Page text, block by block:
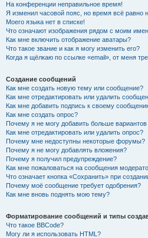
На конференции неправильное время!
Я изменил часовой пояс, но время всё равно
Моего языка нет в списке!
Что означают изображения рядом с моим
Как мне включить отображение аватары?
Что такое звание и как я могу изменить его?
Когда я щёлкаю по ссылке «email», от меня
Создание сообщений
Как мне создать новую тему или сообщение?
Как мне отредактировать или удалить
Как мне добавить подпись к своему
Как мне создать опрос?
Почему я не могу добавить больше вариантов
Как мне отредактировать или удалить опрос?
Почему мне недоступны некоторые форумы?
Почему я не могу добавлять вложения?
Почему я получил предупреждение?
Как мне пожаловаться на сообщения
Что означает кнопка «Сохранить» при
Почему моё сообщение требует одобрения?
Как мне вновь поднять мою тему?
Форматирование сообщений и типы
Что такое BBCode?
Могу ли я использовать HTML?